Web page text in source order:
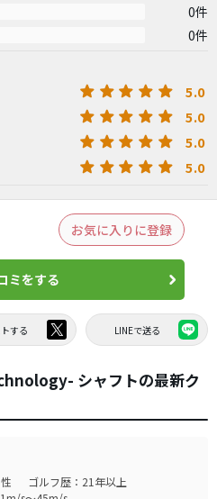
0件
0件
5.0
5.0
5.0
5.0
お気に入りに登録
ミをする
する LINEで送る
シャフトの最新ク
ゴルフ歴：21年以上